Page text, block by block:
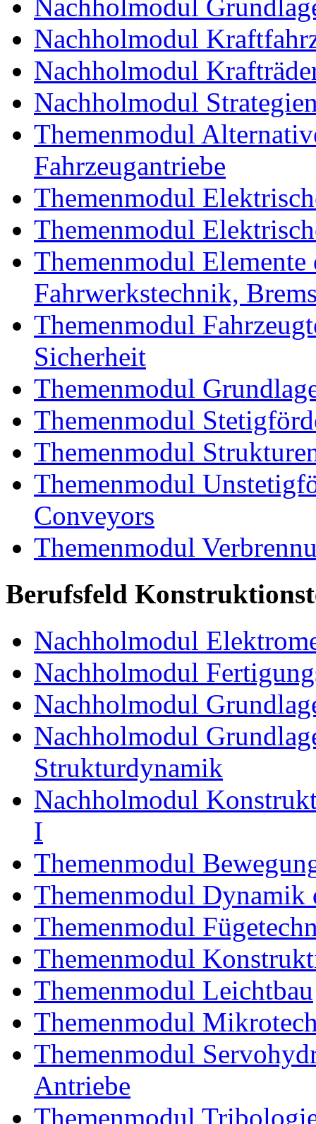
Nachholmodul
Nachholmodul
Nachholmodul
Nachholmodul
Themenmodul
Fahrzeugantriebe
Themenmodul
Themenmodul
Themenmodul Elemente
Fahrwerkstechnik,
Themenmodul
Sicherheit
Themenmodul
Themenmodul
Themenmodul
Themenmodul
Conveyors
Themenmodul
Berufsfeld
Nachholmodul
Nachholmodul
Nachholmodul
Nachholmodul
Strukturdynamik
Nachholmodul
I
Themenmodul
Themenmodul Dynamik
Themenmodul
Themenmodul
Themenmodul Leichtbau
Themenmodul
Themenmodul
Antriebe
Themenmodul